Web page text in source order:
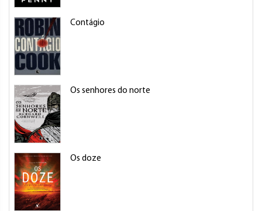
Contágio
Os senhores do norte
Os doze